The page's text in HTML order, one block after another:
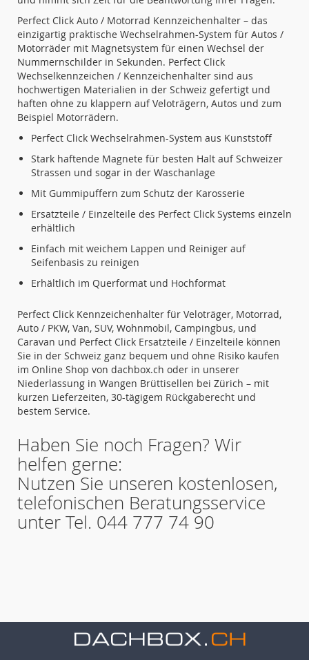
Perfect Click Auto / Motorrad Kennzeichenhalter – das
einzigartig praktische Wechselrahmen-System für Autos /
Motorräder mit Magnetsystem für einen Wechsel der
Nummernschilder in Sekunden. Perfect Click
Wechselkennzeichen / Kennzeichenhalter sind aus
hochwertigen Materialien in der Schweiz gefertigt und
haften ohne zu klappern auf Veloträgern, Autos und zum
Beispiel Motorrädern.
Perfect Click Wechselrahmen-System aus Kunststoff
Stark haftende Magnete für besten Halt auf Schweizer
Strassen und sogar in der Waschanlage
Mit Gummipuffern zum Schutz der Karosserie
Ersatzteile / Einzelteile des Perfect Click Systems einzeln
erhältlich
Einfach mit weichem Lappen und Reiniger auf
Seifenbasis zu reinigen
Erhältlich im Querformat und Hochformat
Perfect Click Kennzeichenhalter für Veloträger, Motorrad,
Auto / PKW, Van, SUV, Wohnmobil, Campingbus, und
Caravan und Perfect Click Ersatzteile / Einzelteile können
Sie in der Schweiz ganz bequem und ohne Risiko kaufen
im Online Shop von dachbox.ch oder in unserer
Niederlassung in Wangen Brüttisellen bei Zürich – mit
kurzen Lieferzeiten, 30-tägigem Rückgaberecht und
bestem Service.
Haben Sie noch Fragen? Wir
helfen gerne:
Nutzen Sie unseren kostenlosen,
telefonischen Beratungsservice
unter Tel. 044 777 74 90